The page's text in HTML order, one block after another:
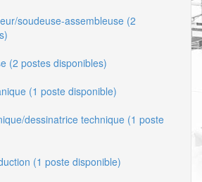
soudeuse-assembleuse (2
(2 postes disponibles)
(1 poste disponible)
dessinatrice technique (1 poste
(1 poste disponible)